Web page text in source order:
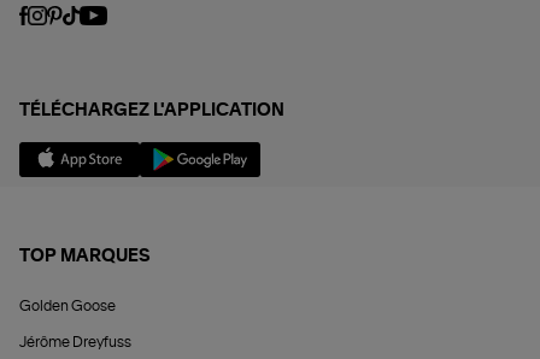
TÉLÉCHARGEZ L'APPLICATION
TOP MARQUES
Golden Goose
Jérôme Dreyfuss